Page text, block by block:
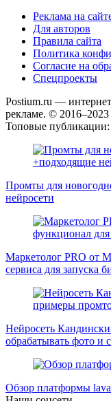
Реклама на
Для авторов
Правила сайта
Политика
Согласие на
Спецпроекты
Postium.ru —
рекламе. © 2016–2023
Топовые публикации:
Промты для
нейросети
Маркетолог PRO от
сервиса для запуска
Нейросеть
обрабатывать фото и
Обзор платформы